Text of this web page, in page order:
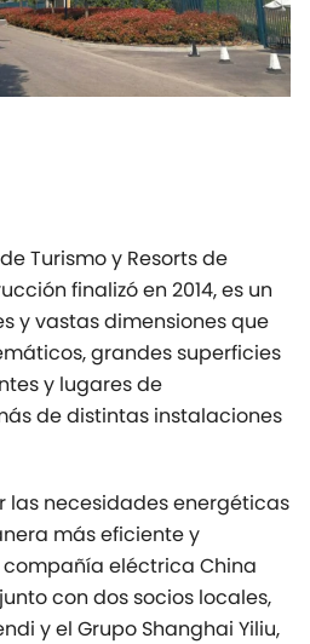
Turismo y Resorts de
finalizó en 2014, es un
y vastas dimensiones que
grandes superficies
y lugares de
de distintas instalaciones
las necesidades energéticas
más eficiente y
eléctrica China
con dos socios locales,
y el Grupo Shanghai Yiliu,